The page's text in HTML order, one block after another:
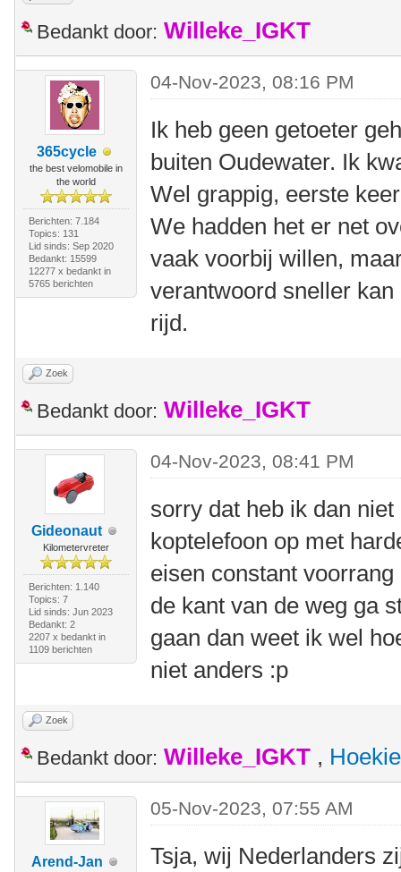
Bedankt door: Willeke_IGKT
365cycle
the best velomobile in
the world
Berichten: 7.184
Topics: 131
Lid sinds: Sep 2020
Bedankt: 15599
12277 x bedankt in
5765 berichten
04-Nov-2023, 08:16 PM
Ik heb geen getoeter
buiten Oudewater. Ik
Wel grappig, eerste
We hadden het er net
vaak voorbij willen,
verantwoord sneller
rijd.
Zoek
Bedankt door: Willeke_IGKT
Gideonaut
Kilometervreter
Berichten: 1.140
Topics: 7
Lid sinds: Jun 2023
Bedankt: 2
2207 x bedankt in
1109 berichten
04-Nov-2023, 08:41 PM
sorry dat heb ik dan
koptelefoon op met
eisen constant
de kant van de weg ga
gaan dan weet ik wel
niet anders :p
Zoek
Bedankt door: Willeke_IGKT , Hoekie
Arend-Jan
05-Nov-2023, 07:55 AM
Tsja, wij Nederlanders